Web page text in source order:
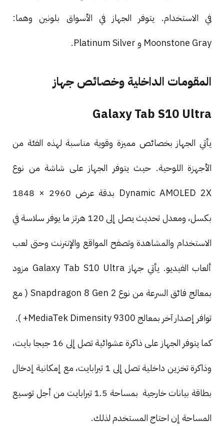
في الاستخدام. يتوفر الجهاز في الأسواق بلونين وهما:
Moonstone Gray و Platinum Silver.
المقومات الداخلية وخصائص جهاز
Galaxy Tab S10 Ultra
يأتي الجهاز بخصائص مميزة وقوية مناسبة لهذه الفئة من
الأجهزة اللوحية. حيث يتوفر الجهاز على شاشة من نوع
Dynamic AMOLED 2X بدقة عرض 2960 × 1848
بكسل، ومعدل تحديث يصل إلى 120 هرتز ما يوفر سلاسة في
الاستخدام والمشاهدة وتصفح المواقع والإنترنت وحتى لعب
ألعاب الفيديو. يأتي جهاز Galaxy Tab S10 Ultra مزود
بمعالج فائق السرعة من نوع Snapdragon 8 Gen 2 ( مع
توافر إصدار آخر بمعالج MediaTek Dimensity 9300+ ).
كما يتوفر الجهاز على ذاكرة عشوائية تصل إلى 16 جيجا بايت،
وذاكرة تخزين داخلية تصل إلى 1 تيرابايت، مع إمكانية إدخال
بطاقة بيانات خارجية بمساحة 1.5 تيرابايت من أجل توسيع
المساحة إن احتاج المستخدم لذلك.